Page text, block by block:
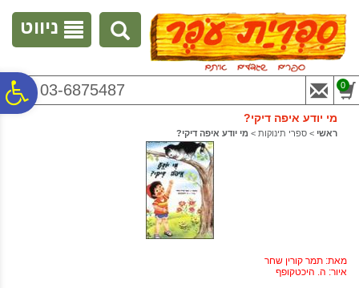
נגישות
אתר
המרכזי
ניווט
03-6875487 0
מי יודע איפה דיקי?
ראשי > ספרי תינוקות > מי יודע איפה דיקי?
מאת: תמר קורין שחר
איור: ה. היכטקופף